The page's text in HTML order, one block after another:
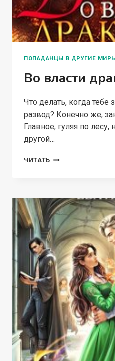
ПОПАДАНЦЫ В ДРУГИЕ МИРЫ
Во власти
Что делать, когда тебе
развод? Конечно же,
Главное, гуляя по лесу,
другой…
ЧИТАТЬ ВО